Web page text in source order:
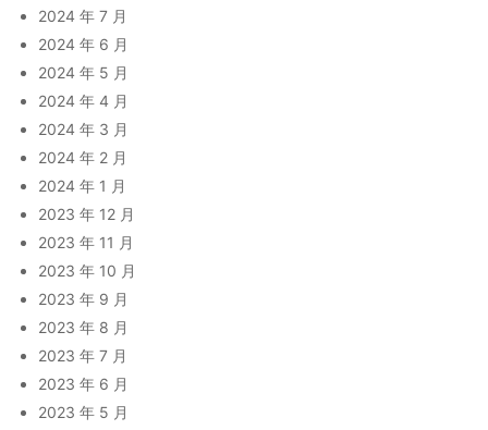
2024 年 7 月
2024 年 6 月
2024 年 5 月
2024 年 4 月
2024 年 3 月
2024 年 2 月
2024 年 1 月
2023 年 12 月
2023 年 11 月
2023 年 10 月
2023 年 9 月
2023 年 8 月
2023 年 7 月
2023 年 6 月
2023 年 5 月